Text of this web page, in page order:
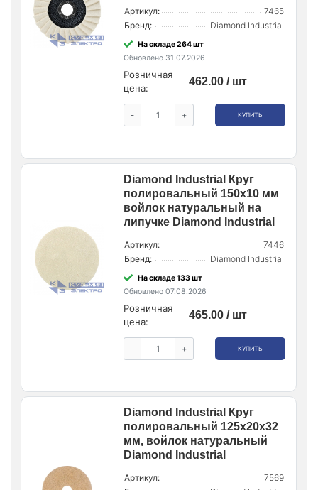
Артикул:
7465
Бренд:
Diamond Industrial
На складе 264 шт
Обновлено 31.07.2026
Розничная
цена:
462.00 / шт
- + КУПИТЬ
Diamond Industrial Круг
полировальный 150х10 мм
войлок натуральный на
липучке Diamond Industrial
Артикул:
7446
Бренд:
Diamond Industrial
На складе 133 шт
Обновлено 07.08.2026
Розничная
цена:
465.00 / шт
- + КУПИТЬ
Diamond Industrial Круг
полировальный 125x20x32
мм, войлок натуральный
Diamond Industrial
Артикул:
7569